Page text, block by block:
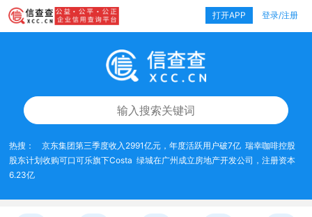
打开APP 登录/注册
热搜： 京东集团第三季度收入2991亿元，年度活跃用户破7亿 瑞幸咖啡控股
股东计划收购可口可乐旗下Costa 绿城在广州成立房地产开发公司，注册资本
6.23亿